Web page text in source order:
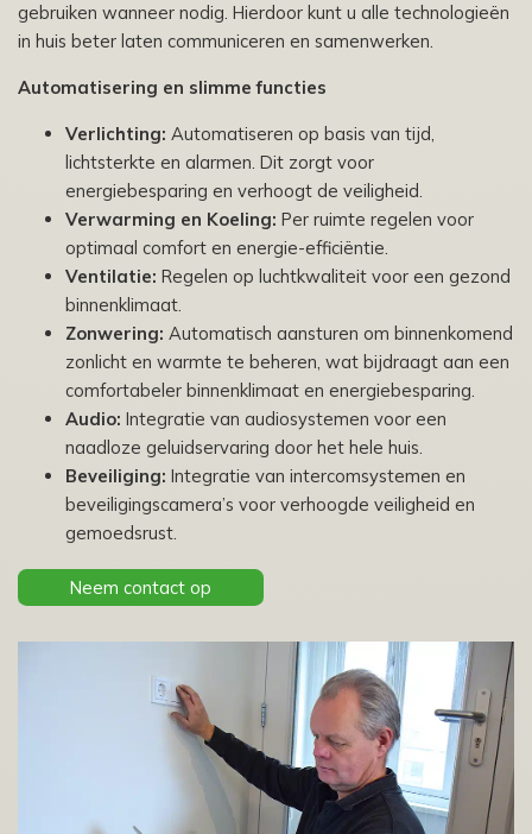
gebruiken wanneer nodig. Hierdoor kunt u alle technologieën
in huis beter laten communiceren en samenwerken.
Automatisering en slimme functies
Verlichting: Automatiseren op basis van tijd,
lichtsterkte en alarmen. Dit zorgt voor
energiebesparing en verhoogt de veiligheid.
Verwarming en Koeling: Per ruimte regelen voor
optimaal comfort en energie-efficiëntie.
Ventilatie: Regelen op luchtkwaliteit voor een gezond
binnenklimaat.
Zonwering: Automatisch aansturen om binnenkomend
zonlicht en warmte te beheren, wat bijdraagt aan een
comfortabeler binnenklimaat en energiebesparing.
Audio: Integratie van audiosystemen voor een
naadloze geluidservaring door het hele huis.
Beveiliging: Integratie van intercomsystemen en
beveiligingscamera’s voor verhoogde veiligheid en
gemoedsrust.
Neem contact op